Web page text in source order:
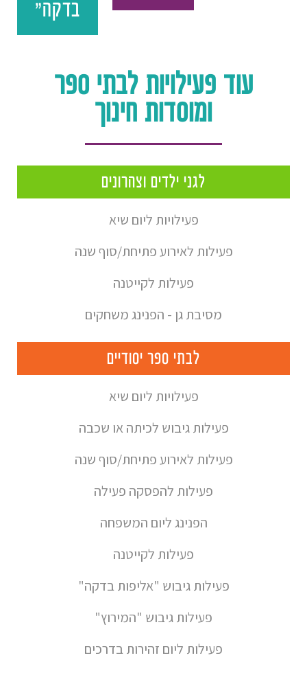
בדקה"
עוד פעילויות לבתי ספר
ומוסדות חינוך
לגני ילדים וצהרונים
פעילויות ליום שיא
פעילות לאירוע פתיחת/סוף שנה
פעילות לקייטנה
מסיבת גן - הפנינג משחקים
לבתי ספר יסודיים
פעילויות ליום שיא
פעילות גיבוש לכיתה או שכבה
פעילות לאירוע פתיחת/סוף שנה
פעילות להפסקה פעילה
הפנינג ליום המשפחה
פעילות לקייטנה
פעילות גיבוש "אליפות בדקה"
פעילות גיבוש "המירוץ"
פעילות ליום זהירות בדרכים